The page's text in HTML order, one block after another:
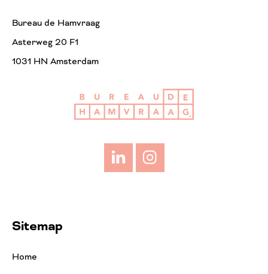
Bureau de Hamvraag
Asterweg 20 F1
1031 HN Amsterdam
LinkedInInstagram
Sitemap
Home